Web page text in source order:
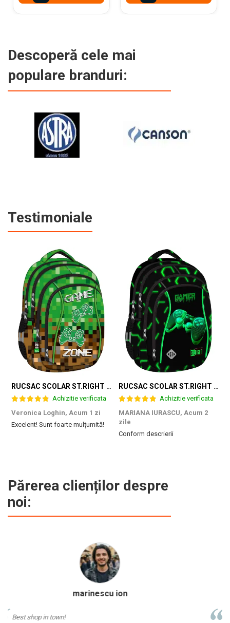
Descoperă cele mai
populare branduri:
Testimoniale
RUCSAC SCOLAR ST.RIGHT 4 COMPARTIMENTE BP-04 GAME ZONE 698187
Achizitie verificata
Veronica Loghin, Acum 1 zi
Excelent! Sunt foarte mulțumită!
RUCSAC SCOLAR ST.RIGHT 4 COMPARTIMENTE BP-04 GREEN LEVEL 301339
Achizitie verificata
MARIANA IURASCU, Acum 2
zile
Conform descrierii
Părerea clienților despre
noi:
Calinescu Matei
Comand produse de papetarie si birotica de cel putin 10 ani de la